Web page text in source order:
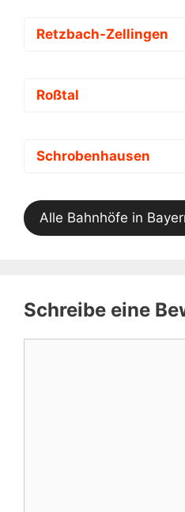
Retzbach-Zellingen
Roßtal
Schrobenhausen
Alle Bahnhöfe in
Schreibe eine